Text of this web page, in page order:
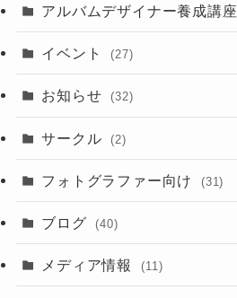
アルバムデザイナー養成講座
イベント (27)
お知らせ (32)
サークル (2)
フォトグラファー向け (31)
ブログ (40)
(2)
メディア情報 (11)